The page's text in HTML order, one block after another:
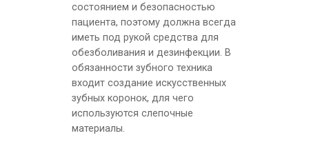
Zenit Cem А2 - цемент двойного отверждения
состоянием и безопасностью
пациента, поэтому должна всегда
иметь под рукой средства для
обезболивания и дезинфекции. В
обязанности зубного техника
входит создание искусственных
зубных коронок, для чего
используются слепочные
материалы.